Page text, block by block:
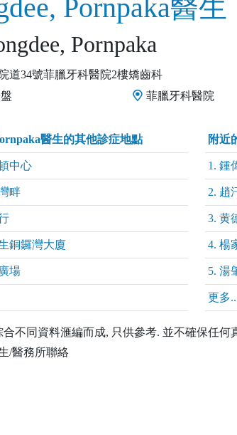
Pornpaka醫生
Pornpaka
道34號菲臘牙科醫院2樓矯齒科
菲臘牙科醫院
醫生的其他診症地點
中心
畔
銅鑼灣大廈
場
附近
1. 鍾
2. 趙
3. 黄
4. 楊
5. 湯
更多
不同資料滙編而成, 只供參考. 並不確保任
/醫務所聯絡